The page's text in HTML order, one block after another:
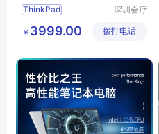
计师 学生游戏本
ThinkPad
Ultra5 7 9处理器
制图显卡
深圳会疗
公司
￥ 3999.00 拨打电话